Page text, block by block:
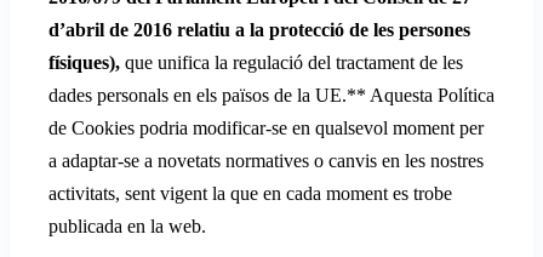
d’abril de 2016 relatiu a la protecció de les persones
físiques), que unifica la regulació del tractament de les
dades personals en els països de la UE.** Aquesta Política
de Cookies podria modificar-se en qualsevol moment per
a adaptar-se a novetats normatives o canvis en les nostres
activitats, sent vigent la que en cada moment es trobe
publicada en la web.